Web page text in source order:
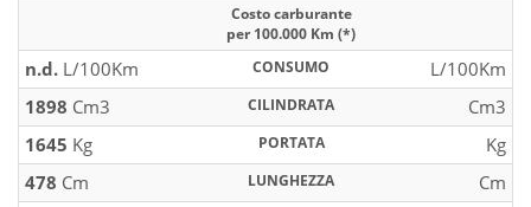
Costo carburante
per 100.000 Km (*)
n.d. L/100Km CONSUMO
L/100Km
1898 Cm3 CILINDRATA
Cm3
1645 Kg PORTATA
Kg
478 Cm LUNGHEZZA
Cm